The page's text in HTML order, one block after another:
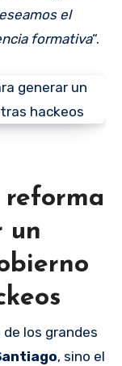
el
formativa“.
reforma
un
los grandes
, sino el